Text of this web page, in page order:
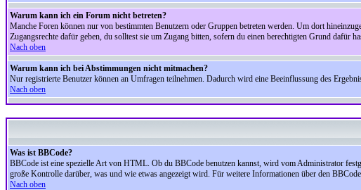
Warum kann ich ein Forum nicht betreten?
Manche Foren können nur von bestimmten Benutzern oder Gruppen betreten werden. Um dort
Zugangsrechte dafür geben, du solltest sie um Zugang bitten, sofern du einen berechtigten Grund dafür
Nach oben
Warum kann ich bei Abstimmungen nicht mitmachen?
Nur registrierte Benutzer können an Umfragen teilnehmen. Dadurch wird eine Beeinflussung des
Nach oben
Was ist BBCode?
BBCode ist eine spezielle Art von HTML. Ob du BBCode benutzen kannst, wird vom Administrator
große Kontrolle darüber, was und wie etwas angezeigt wird. Für weitere Informationen über den
Nach oben